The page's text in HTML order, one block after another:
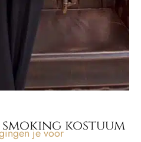
kostuum
je voor